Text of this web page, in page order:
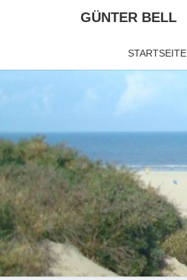
GÜNTER BELL
STARTSEITE